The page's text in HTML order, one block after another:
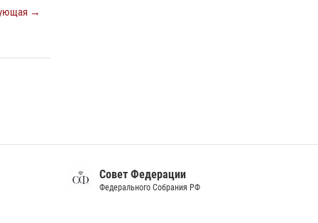
→
рецидивиста за попытку кражи из магазина
14 июля 2026, 07:13
Совет Федерации
Федерального Собрания РФ